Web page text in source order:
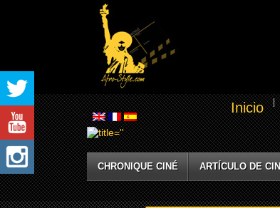
Inicio
CHRONIQUE CINÉ ARTÍCULO DE